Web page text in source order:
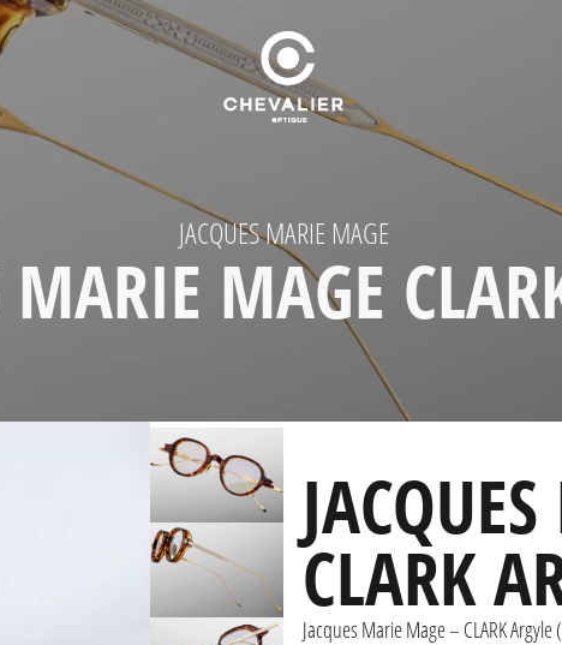
JACQUES MARIE MAGE
MARIE MAGE
CLARK
Jacques Marie Mage– CLARK